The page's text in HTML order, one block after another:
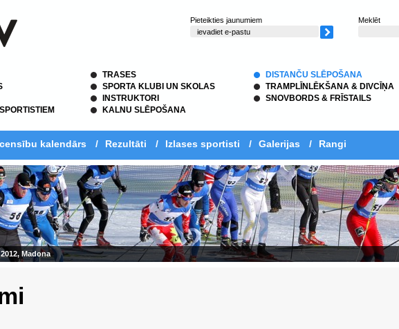
Pieteikties jaunumiem Meklēt
TRASES
SPORTA KLUBI UN SKOLAS
INSTRUKTORI
KALNU SLĒPOŠANA
DISTANČU SLĒPOŠANA
TRAMPLĪNLĒKŠANA & DIVCĪŅA
SNOVBORDS & FRĪSTAILS
kalendārs / Rezultāti / Izlases sportisti / Galerijas / Rangi
Madona